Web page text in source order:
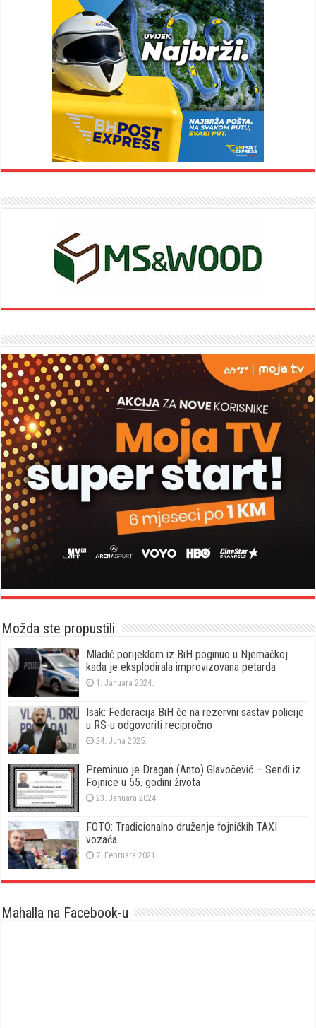
Možda ste propustili
Mladić porijeklom iz BiH poginuo u Njemačkoj
kada je eksplodirala improvizovana petarda
1. Januara 2024.
Isak: Federacija BiH će na rezervni sastav policije
u RS-u odgovoriti recipročno
24. Juna 2025.
Preminuo je Dragan (Anto) Glavočević – Senđi iz
Fojnice u 55. godini života
23. Januara 2024.
FOTO: Tradicionalno druženje fojničkih TAXI
vozača
7. Februara 2021.
Mahalla na Facebook-u